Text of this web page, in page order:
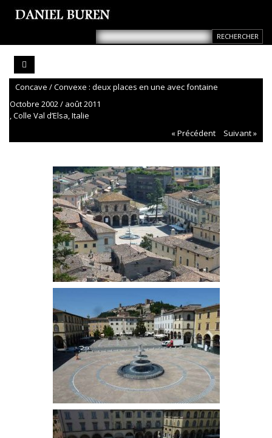
Concave / Convexe : deux places en une avec fontaine
Octobre 2002 / août 2011
, Colle Val d’Elsa, Italie
« Précédent
Suivant »